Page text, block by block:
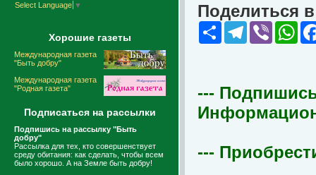
Select Language ▼
Хорошие газеты
Международная газета
"Быть добру"
Международная газета
"Родная газета"
Подписаться на рассылки
Подпишись на рассылку "Быть
добру"
Рассылка для тех, кто совершенствует
среду обитания: как сделать, чтобы всем
было хорошо. А на Земле быть добру!
Поделиться
Share Telegram
Viber
---
---